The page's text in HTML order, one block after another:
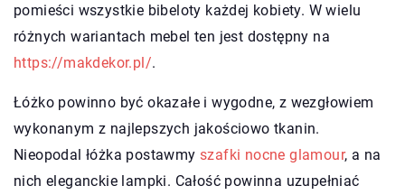
pomieści wszystkie bibeloty każdej kobiety. W wielu
różnych wariantach mebel ten jest dostępny na
https://makdekor.pl/.
Łóżko powinno być okazałe i wygodne, z wezgłowiem
wykonanym z najlepszych jakościowo tkanin.
Nieopodal łóżka postawmy szafki nocne glamour, a na
nich eleganckie lampki. Całość powinna uzupełniać